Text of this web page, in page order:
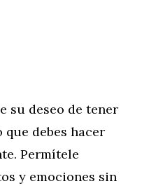
su deseo de tener
debes hacer
Permítele
y emociones sin